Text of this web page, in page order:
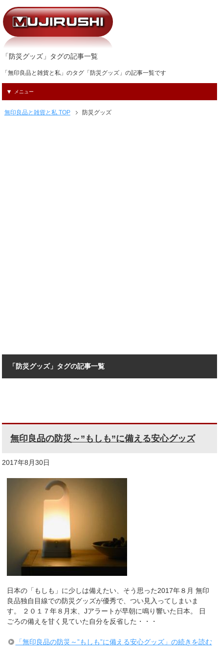
「防災グッズ」タグの記事一覧
「無印良品と雑貨と私」のタグ「防災グッズ」の記事一覧です
メニュー
無印良品と雑貨と私 TOP 防災グッズ
「防災グッズ」タグの記事一覧
無印良品の防災～”もしも”に備える安心グッズ
2017年8月30日
日本の「もしも」に少しは備えたい、そう思った2017年８月 無印
良品独自目線での防災グッズが優秀で、つい見入ってしまいま
す。 ２０１７年８月末、Jアラートが早朝に鳴り響いた日本。 日
ごろの備えを甘く見ていた自分を反省した・・・
「無印良品の防災～”もしも”に備える安心グッズ」の続きを読む